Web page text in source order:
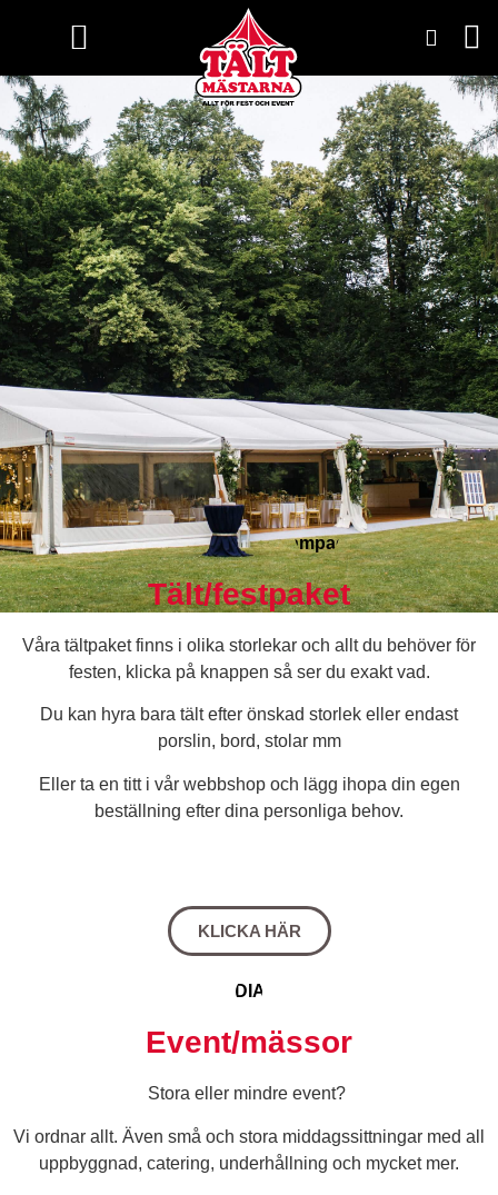
Tält/festpaket
Våra tältpaket finns i olika storlekar och allt du behöver för
festen, klicka på knappen så ser du exakt vad.
Du kan hyra bara tält efter önskad storlek eller endast
porslin, bord, stolar mm
Eller ta en titt i vår webbshop och lägg ihopa din egen
beställning efter dina personliga behov.
KLICKA HÄR
Event/mässor
Stora eller mindre event?
Vi ordnar allt. Även små och stora middagssittningar med all
uppbyggnad, catering, underhållning och mycket mer.